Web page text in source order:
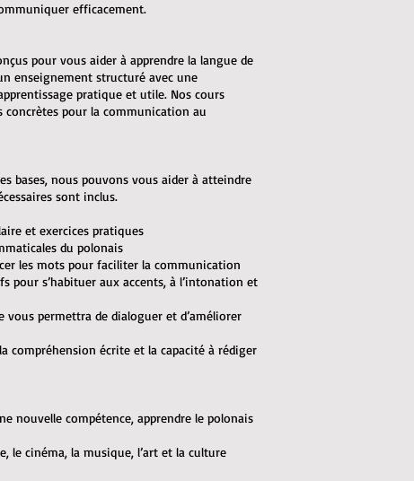
efficacement.
pour vous aider à apprendre la langue de
enseignement structuré avec une
pratique et utile. Nos cours
concrètes pour la communication au
bases, nous pouvons vous aider à atteindre
sont inclus.
et exercices pratiques
du polonais
les mots pour faciliter la communication
pour s’habituer aux accents, à l’intonation et
vous permettra de dialoguer et d’améliorer
compréhension écrite et la capacité à rédiger
nouvelle compétence, apprendre le polonais
le cinéma, la musique, l’art et la culture